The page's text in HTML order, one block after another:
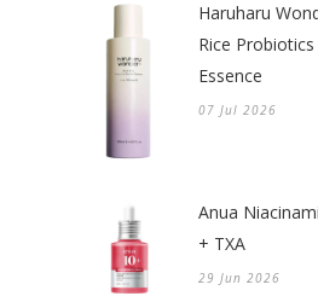
Haruharu
Rice
Essence
07 Jul 2026
Anua
+ TXA
29 Jun 2026